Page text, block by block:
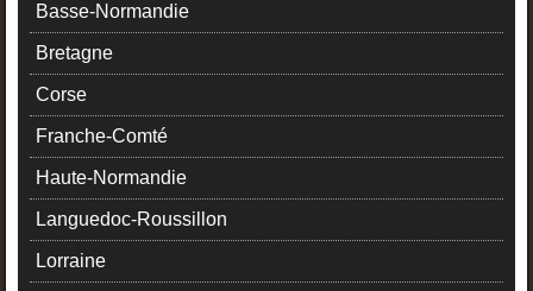
Basse-Normandie
Bretagne
Corse
Franche-Comté
Haute-Normandie
Languedoc-Roussillon
Lorraine